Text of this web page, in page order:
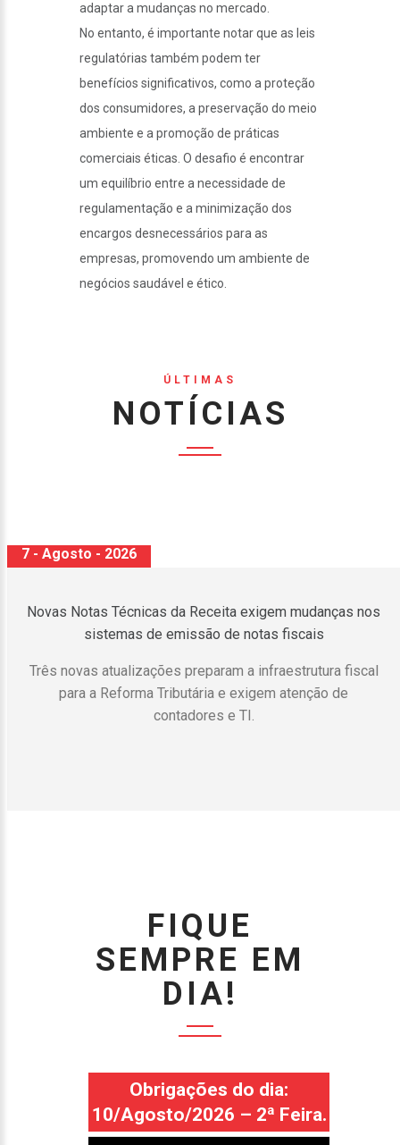
adaptar a mudanças no mercado.
No entanto, é importante notar que as leis
regulatórias também podem ter
benefícios significativos, como a proteção
dos consumidores, a preservação do meio
ambiente e a promoção de práticas
comerciais éticas. O desafio é encontrar
um equilíbrio entre a necessidade de
regulamentação e a minimização dos
encargos desnecessários para as
empresas, promovendo um ambiente de
negócios saudável e ético.
ÚLTIMAS
NOTÍCIAS
6 - Agosto - 2026
Imposto de Renda: definidas as regras para venda de
honorários advocatícios em precatórios
Solução de Consulta Cosit nº 113/2026 define regras
para incidência de IR sobre ganho de capital, tributação
de juros de mora e apuração do imposto em cessões
FIQUE
SEMPRE EM
DIA!
Obrigações do dia:
10/Agosto/2026 – 2ª Feira.